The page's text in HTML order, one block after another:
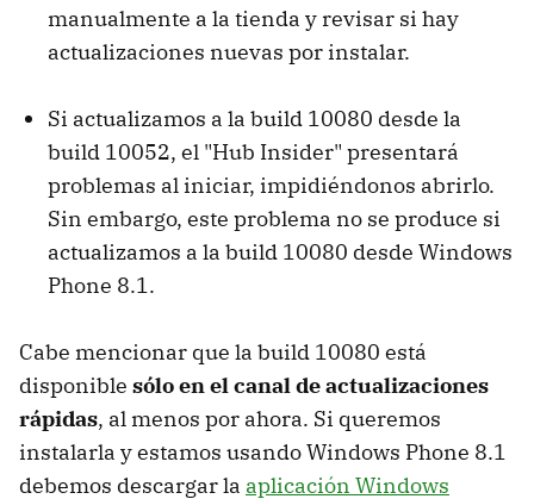
manualmente a la tienda y revisar si hay
actualizaciones nuevas por instalar.
Si actualizamos a la build 10080 desde la
build 10052, el "Hub Insider" presentará
problemas al iniciar, impidiéndonos abrirlo.
Sin embargo, este problema no se produce si
actualizamos a la build 10080 desde Windows
Phone 8.1.
Cabe mencionar que la build 10080 está
disponible sólo en el canal de actualizaciones
rápidas, al menos por ahora. Si queremos
instalarla y estamos usando Windows Phone 8.1
debemos descargar la aplicación Windows